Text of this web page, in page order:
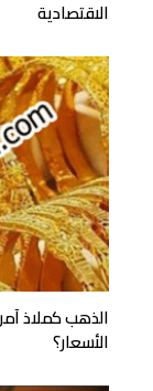
الاقتصادية
الذهب كملاذ
الأسعار؟